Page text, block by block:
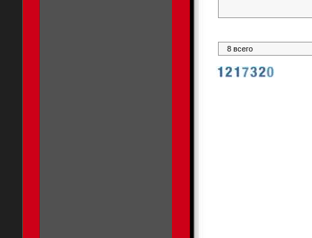
8 всего